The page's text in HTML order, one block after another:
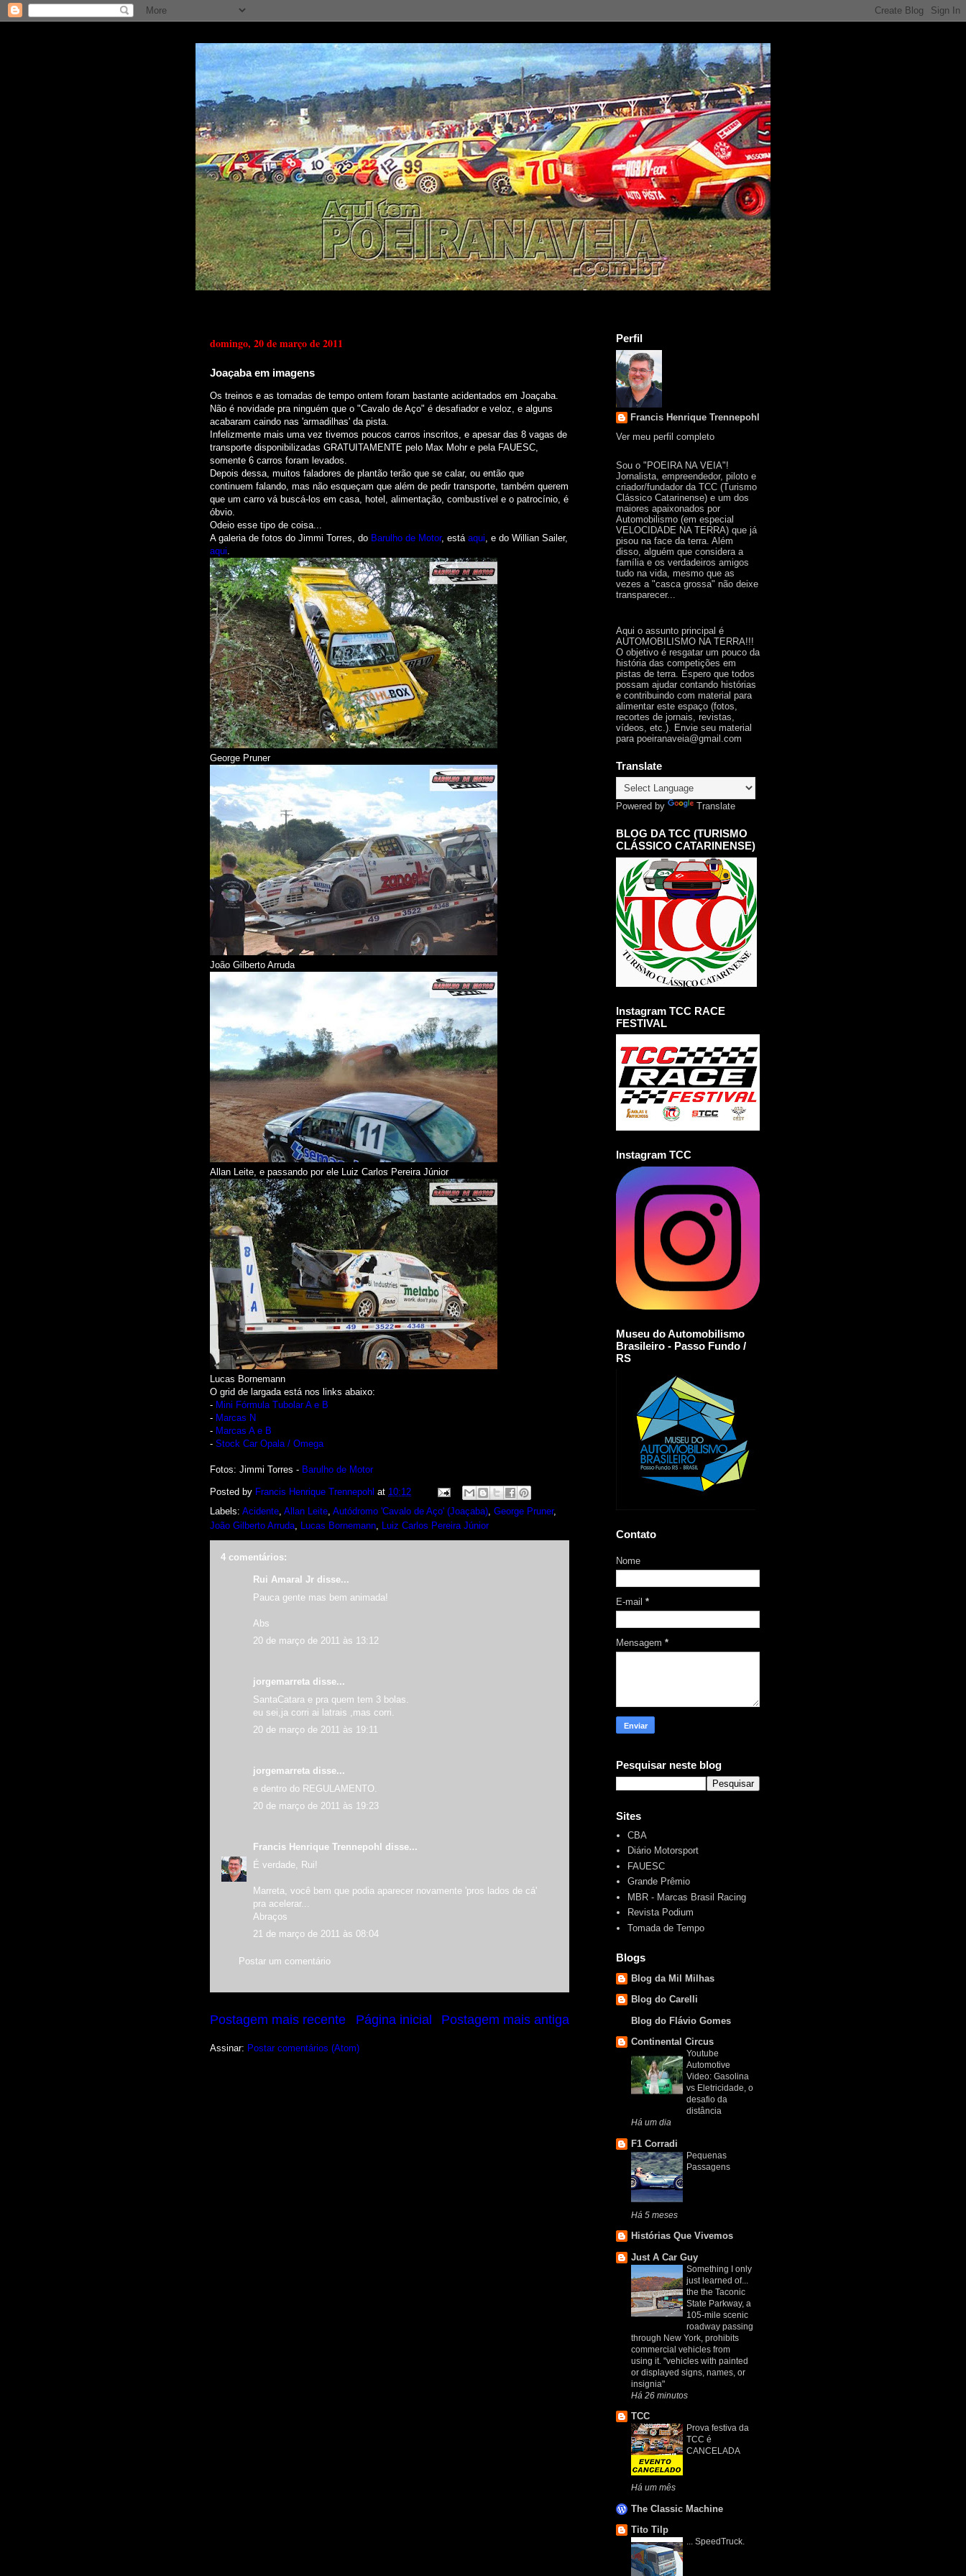
domingo, 20 de março de 2011
Joaçaba em imagens
Os treinos e as tomadas de tempo ontem foram bastante acidentados em Joaçaba.
Não é novidade pra ninguém que o "Cavalo de Aço" é desafiador e veloz, e alguns
acabaram caindo nas 'armadilhas' da pista.
Infelizmente mais uma vez tivemos poucos carros inscritos, e apesar das 8 vagas de
transporte disponibilizadas GRATUITAMENTE pelo Max Mohr e pela FAUESC,
somente 6 carros foram levados.
Depois dessa, muitos faladores de plantão terão que se calar, ou então que
continuem falando, mas não esqueçam que além de pedir transporte, também querem
que um carro vá buscá-los em casa, hotel, alimentação, combustível e o patrocínio, é
óbvio.
Odeio esse tipo de coisa...
A galeria de fotos do Jimmi Torres, do Barulho de Motor, está aqui, e do Willian Sailer,
aqui.
George Pruner
João Gilberto Arruda
Allan Leite, e passando por ele Luiz Carlos Pereira Júnior
Lucas Bornemann
O grid de largada está nos links abaixo:
- Mini Fórmula Tubolar A e B
- Marcas N
- Marcas A e B
- Stock Car Opala / Omega
Fotos: Jimmi Torres - Barulho de Motor
Posted by Francis Henrique Trennepohl at 10:12
Labels: Acidente, Allan Leite, Autódromo 'Cavalo de Aço' (Joaçaba), George Pruner,
João Gilberto Arruda, Lucas Bornemann, Luiz Carlos Pereira Júnior
4 comentários:
Rui Amaral Jr disse...
Pauca gente mas bem animada!
Abs
20 de março de 2011 às 13:12
jorgemarreta disse...
SantaCatara e pra quem tem 3 bolas.
eu sei,ja corri ai latrais ,mas corri.
20 de março de 2011 às 19:11
jorgemarreta disse...
e dentro do REGULAMENTO.
20 de março de 2011 às 19:23
Francis Henrique Trennepohl
disse...
É verdade, Rui!
Marreta, você bem que podia aparecer novamente 'pros lados de cá'
pra acelerar...
Abraços
21 de março de 2011 às 08:04
Postar um comentário
Postagem mais recente Postagem mais antiga
Página inicial
Assinar: Postar comentários (Atom)
Perfil
Francis Henrique Trennepohl
Ver meu perfil completo
Sou o "POEIRA NA VEIA"!
Jornalista, empreendedor, piloto e
criador/fundador da TCC (Turismo
Clássico Catarinense) e um dos
maiores apaixonados por
Automobilismo (em especial
VELOCIDADE NA TERRA) que já
pisou na face da terra. Além
disso, alguém que considera a
família e os verdadeiros amigos
tudo na vida, mesmo que as
vezes a "casca grossa" não deixe
transparecer...
Aqui o assunto principal é
AUTOMOBILISMO NA TERRA!!!
O objetivo é resgatar um pouco da
história das competições em
pistas de terra. Espero que todos
possam ajudar contando histórias
e contribuindo com material para
alimentar este espaço (fotos,
recortes de jornais, revistas,
vídeos, etc.). Envie seu material
para poeiranaveia@gmail.com
Translate
Powered by Translate
BLOG DA TCC (TURISMO
CLÁSSICO CATARINENSE)
Instagram TCC RACE
FESTIVAL
Instagram TCC
Museu do Automobilismo
Brasileiro - Passo Fundo /
RS
Contato
Nome
E-mail *
Mensagem *
Pesquisar neste blog
Sites
CBA
Diário Motorsport
FAUESC
Grande Prêmio
MBR - Marcas Brasil Racing
Revista Podium
Tomada de Tempo
Blogs
Blog da Mil Milhas
Blog do Carelli
Blog do Flávio Gomes
Continental Circus
Youtube
Automotive
Video: Gasolina
vs Eletricidade, o
desafio da
distância
Há um dia
F1 Corradi
Pequenas
Passagens
Há 5 meses
Histórias Que Vivemos
Just A Car Guy
Something I only
just learned of...
the the Taconic
State Parkway, a
105-mile scenic
roadway passing
through New York, prohibits
commercial vehicles from
using it. "vehicles with painted
or displayed signs, names, or
insignia"
Há 26 minutos
TCC
Prova festiva da
TCC é
CANCELADA
Há um mês
The Classic Machine
Tito Tilp
... SpeedTruck.